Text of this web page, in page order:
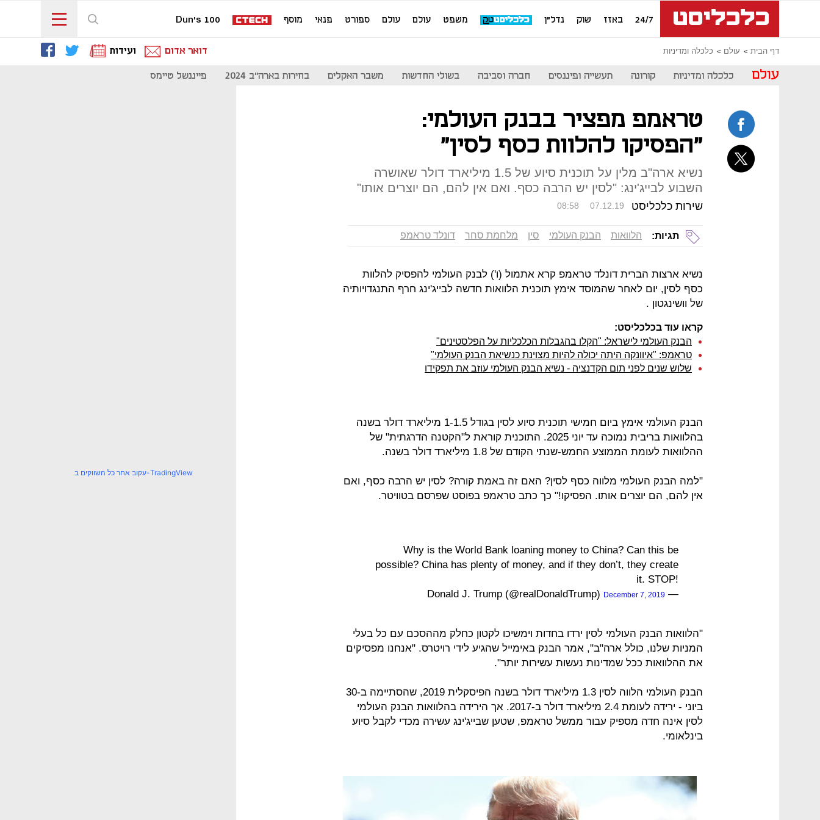
24/7 באזז שוק נדל"ן משפט עולם עולם ספורט פנאי מוסף Dun's 100
דף הבית עולם כלכלה ומדיניות דואר אדום ועידות
עולם כלכלה ומדיניות קורונה תעשייה ופיננסים חברה וסביבה בשולי החדשות משבר האקלים בחירות בארה"ב 2024 פייננשל טיימס
טראמפ מפציר בבנק העולמי:
"הפסיקו להלוות כסף לסין"
נשיא ארה"ב מלין על תוכנית סיוע של 1.5 מיליארד דולר שאושרה
השבוע לבייג'ינג: "לסין יש הרבה כסף. ואם אין להם, הם יוצרים אותו"
שירות כלכליסט 08:58 07.12.19
תגיות: הלוואות הבנק העולמי סין מלחמת סחר דונלד טראמפ
נשיא ארצות הברית דונלד טראמפ קרא אתמול (ו') לבנק העולמי להפסיק להלוות
כסף לסין, יום לאחר שהמוסד אימץ תוכנית הלוואות חדשה לבייג'ינג חרף התנגדויותיה
של וושינגטון .
קראו עוד בכלכליסט:
הבנק העולמי לישראל: "הקלו בהגבלות הכלכליות על הפלסטינים"
טראמפ: "איוונקה היתה יכולה להיות מצוינת כנשיאת הבנק העולמי"
שלוש שנים לפני תום הקדנציה - נשיא הבנק העולמי עוזב את תפקידו
הבנק העולמי אימץ ביום חמישי תוכנית סיוע לסין בגודל 1-1.5 מיליארד דולר בשנה
בהלוואות בריבית נמוכה עד יוני 2025. התוכנית קוראת ל"הקטנה הדרגתית" של
ההלוואות לעומת הממוצע החמש-שנתי הקודם של 1.8 מיליארד דולר בשנה.
"למה הבנק העולמי מלווה כסף לסין? האם זה באמת קורה? לסין יש הרבה כסף, ואם
אין להם, הם יוצרים אותו. הפסיקו!" כך כתב טראמפ בפוסט שפרסם בטוויטר.
Why is the World Bank loaning money to China? Can this be
possible? China has plenty of money, and if they don’t, they create
it. STOP!
— Donald J. Trump (@realDonaldTrump)
December 7, 2019
"הלוואות הבנק העולמי לסין ירדו בחדות וימשיכו לקטון כחלק מההסכם עם כל בעלי
המניות שלנו, כולל ארה"ב", אמר הבנק באימייל שהגיע לידי רויטרס. "אנחנו מפסיקים
את ההלוואות ככל שמדינות נעשות עשירות יותר".
הבנק העולמי הלווה לסין 1.3 מיליארד דולר בשנה הפיסקלית 2019, שהסתיימה ב-30
ביוני - ירידה לעומת 2.4 מיליארד דולר ב-2017. אך הירידה בהלוואות הבנק העולמי
לסין אינה חדה מספיק עבור ממשל טראמפ, שטען שבייג'ינג עשירה מכדי לקבל סיוע
בינלאומי.
עקוב אחר כל השווקים ב-TradingView